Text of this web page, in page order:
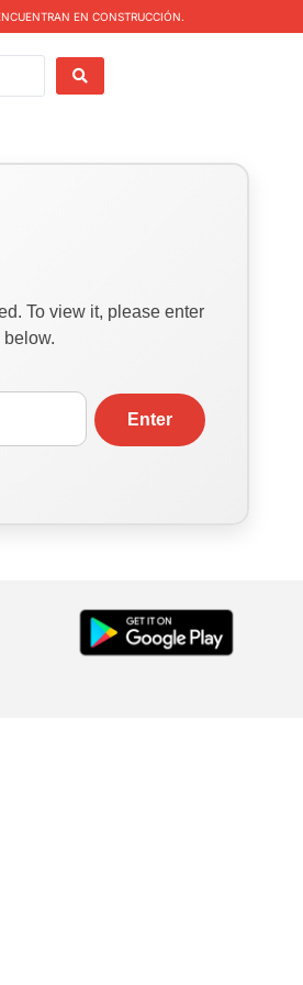
EN CONSTRUCCIÓN.
To view it, please enter